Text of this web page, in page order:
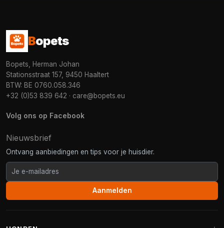
Bopets
Bopets, Herman Johan
Stationsstraat 157, 9450 Haaltert
BTW: BE 0760.058.346
+32 (0)53 839 642 · care@bopets.eu
Volg ons op Facebook
Nieuwsbrief
Ontvang aanbiedingen en tips voor je huisdier.
Aanmelden